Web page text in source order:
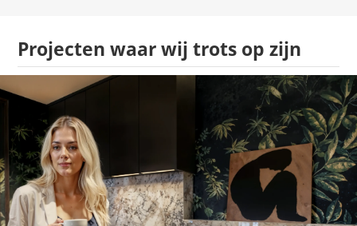
Projecten waar wij trots op zijn
Luxe keukenvisualisatie in fotorealistische CGI – Marmer,
licht en elegantie